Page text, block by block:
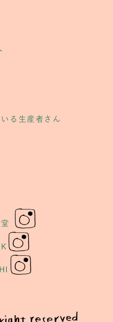
る生産者さん